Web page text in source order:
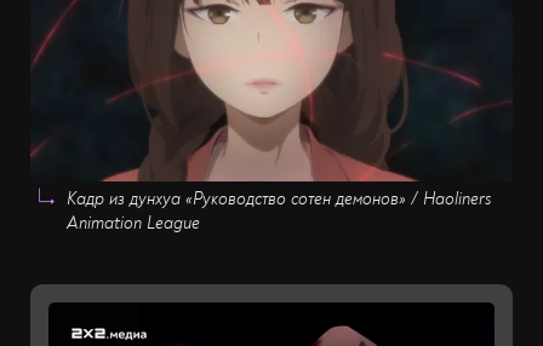
Кадр из дунхуа «Руководство сотен демонов» / Haoliners
Animation League